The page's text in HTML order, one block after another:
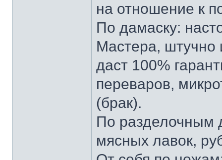
на отношение к
По дамаску:
Мастера, штучно
даст 100%
переваров,
(брак).
По разделочным
мясных лавок,